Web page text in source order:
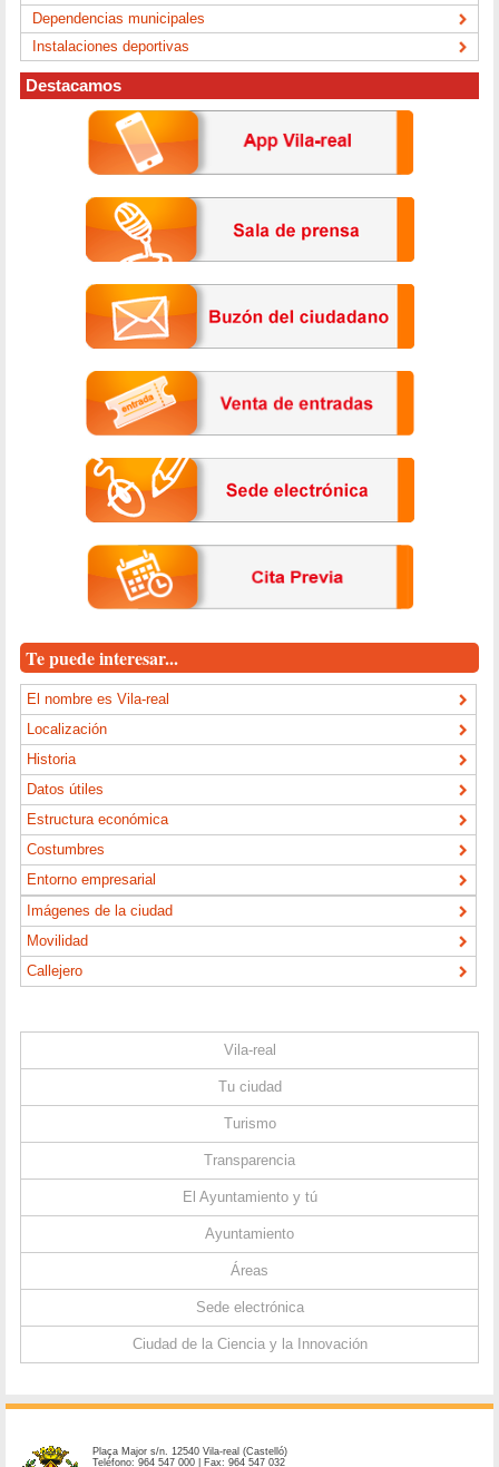
Dependencias municipales
Instalaciones deportivas
Destacamos
Te puede interesar...
El nombre es Vila-real
Localización
Historia
Datos útiles
Estructura económica
Costumbres
Entorno empresarial
Imágenes de la ciudad
Movilidad
Callejero
Vila-real
Tu ciudad
Turismo
Transparencia
El Ayuntamiento y tú
Ayuntamiento
Áreas
Sede electrónica
Ciudad de la Ciencia y la Innovación
Plaça Major s/n. 12540 Vila-real (Castelló)
Teléfono: 964 547 000 | Fax: 964 547 032